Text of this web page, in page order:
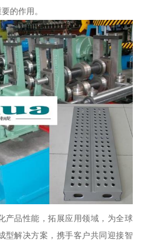
的作用。
产品性能，拓展应用领域，为全球
型解决方案，携手客户共同迎接智